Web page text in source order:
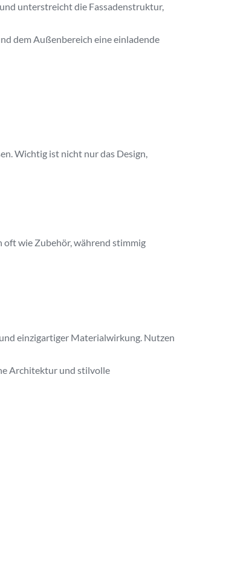
unterstreicht die Fassadenstruktur,
dem Außenbereich eine einladende
Wichtig ist nicht nur das Design,
oft wie Zubehör, während stimmig
einzigartiger Materialwirkung. Nutzen
Architektur und stilvolle